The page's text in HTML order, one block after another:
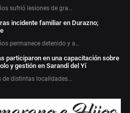
sufrió lesiones de gra…
incidente familiar en Durazno;
permanece detenido y a…
participaron en una capacitación sobre
y gestión en Sarandí del Yí
de distintas localidades…